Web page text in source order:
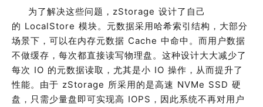
为了解决这些问题， zStorage 设计了自己
的 LocalStore 模块。元数据采用哈希索引结构，大部分
场景下，可以在内存元数据 Cache 中命中。而用户数据
不做缓存，每次都直接读写物理盘。这种设计大大减少了
每次 IO 的元数据读取，尤其是小 IO 操作，从而提升了
性能。由于 zStorage 所采用的是高速 NVMe SSD 硬
盘，只需少量盘即可实现高 IOPS ，因此系统不再对用户